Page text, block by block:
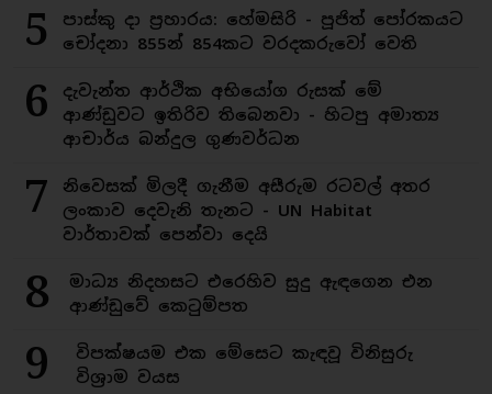
5
පාස්කු දා ප්‍රහාරය: හේමසිරි - පූජිත් පෝරකයට
චෝදනා 855න් 854කට වරදකරුවෝ වෙති
6
දැවැන්ත ආර්ථික අභියෝග රුසක් මේ
ආණ්ඩුවට ඉතිරිව තිබෙනවා - හිටපු අමාත්‍ය
ආචාර්ය බන්දුල ගුණවර්ධන
7
නිවෙසක් මිලදී ගැනීම අසීරුම රටවල් අතර
ලංකාව දෙවැනි තැනට - UN Habitat
වාර්තාවක් පෙන්වා දෙයි
8
මාධ්‍ය නිදහසට එරෙහිව සුදු ඇඳගෙන එන
ආණ්ඩුවේ කෙටුම්පත
9
විපක්ෂයම එක මේසෙට කැඳවූ විනිසුරු
විශ්‍රාම වයස